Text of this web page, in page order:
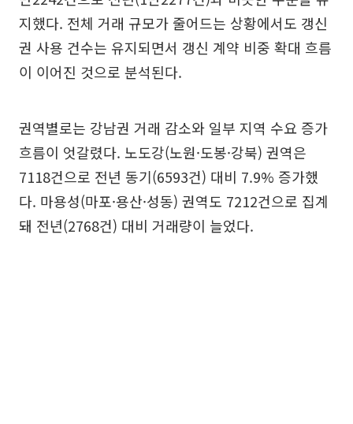
지했다. 전체 거래 규모가 줄어드는 상황에서도 갱신
권 사용 건수는 유지되면서 갱신 계약 비중 확대 흐름
이 이어진 것으로 분석된다.
권역별로는 강남권 거래 감소와 일부 지역 수요 증가
흐름이 엇갈렸다. 노도강(노원·도봉·강북) 권역은
7118건으로 전년 동기(6593건) 대비 7.9% 증가했
다. 마용성(마포·용산·성동) 권역도 7212건으로 집계
돼 전년(2768건) 대비 거래량이 늘었다.